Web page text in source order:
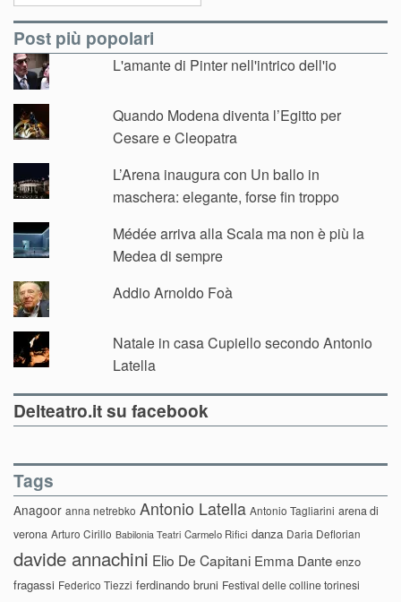
Post più popolari
L'amante di Pinter nell'intrico dell'io
Quando Modena diventa l’Egitto per
Cesare e Cleopatra
L’Arena inaugura con Un ballo in
maschera: elegante, forse fin troppo
Médée arriva alla Scala ma non è più la
Medea di sempre
Addio Arnoldo Foà
Natale in casa Cupiello secondo Antonio
Latella
Delteatro.it su facebook
Tags
Anagoor anna netrebko Antonio Latella Antonio Tagliarini arena di
verona Arturo Cirillo Babilonia Teatri Carmelo Rifici danza Daria Deflorian
davide annachini Elio De Capitani Emma Dante enzo
fragassi Federico Tiezzi ferdinando bruni Festival delle colline torinesi